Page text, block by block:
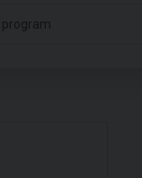
program